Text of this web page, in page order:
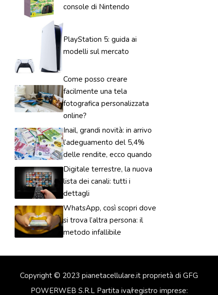
console di Nintendo
PlayStation 5: guida ai
modelli sul mercato
Come posso creare
facilmente una tela
fotografica personalizzata
online?
Inail, grandi novità: in arrivo
l’adeguamento del 5,4%
delle rendite, ecco quando
Digitale terrestre, la nuova
lista dei canali: tutti i
dettagli
WhatsApp, così scopri dove
si trova l’altra persona: il
metodo infallibile
Copyright © 2023 pianetacellulare.it proprietà di GFG
POWERWEB S.R.L Partita iva/registro imprese: